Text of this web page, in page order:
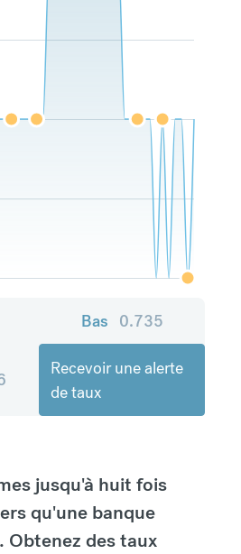
Bas 0.735
Recevoir une alerte
de taux
jusqu'à huit fois
qu'une banque
Obtenez des taux